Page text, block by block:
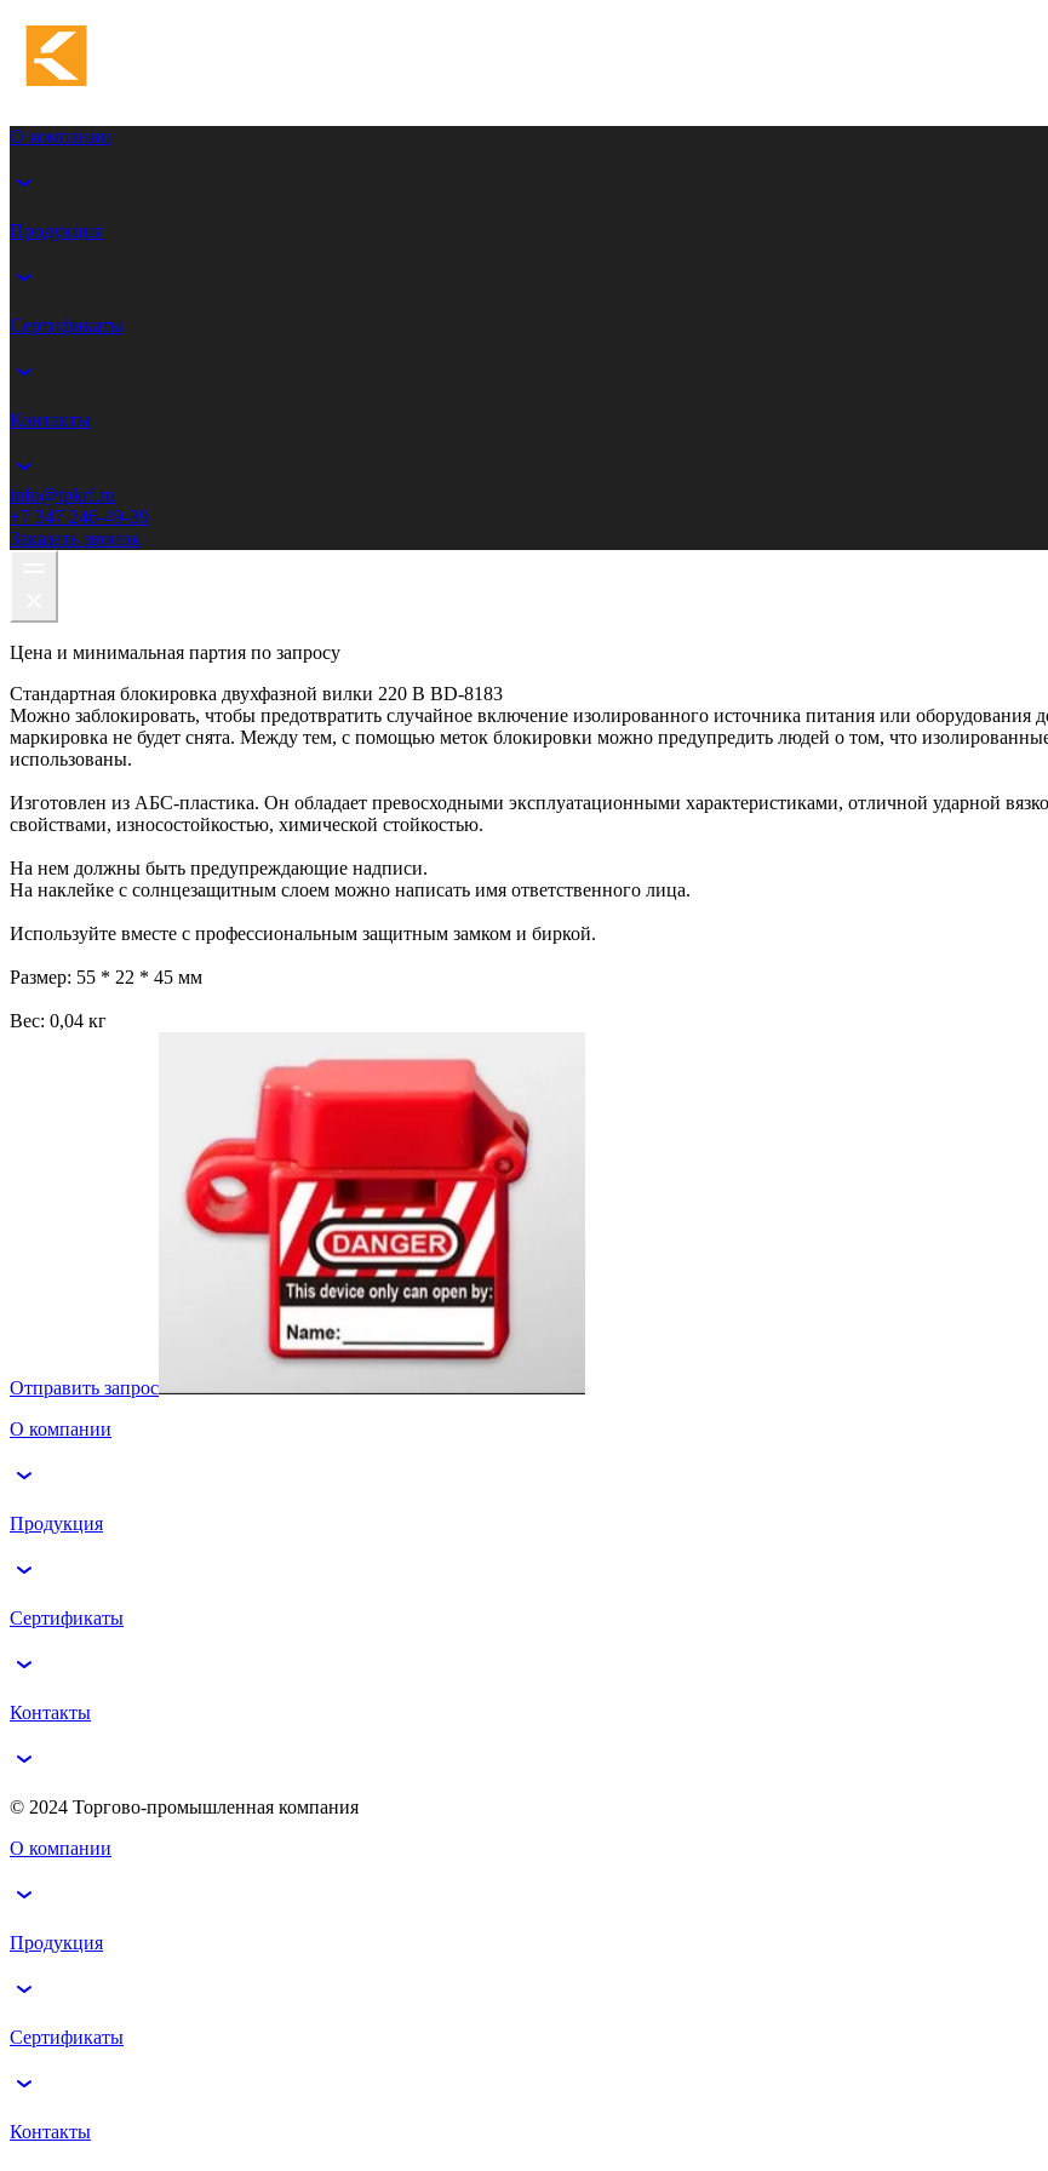
О компании
Продукция
Сертификаты
Контакты
info@tpkrf.ru
+7 347 246-49-39
Заказать звонок
Цена и минимальная партия по запросу
Стандартная блокировка двухфазной вилки 220 В BD-8183
Можно заблокировать, чтобы предотвратить случайное включение изолированного источника питания или оборудования
маркировка не будет снята. Между тем, с помощью меток блокировки можно предупредить людей о том, что
использованы.
Изготовлен из АБС-пластика. Он обладает превосходными эксплуатационными характеристиками, отличной ударной
свойствами, износостойкостью, химической стойкостью.
На нем должны быть предупреждающие надписи.
На наклейке с солнцезащитным слоем можно написать имя ответственного лица.
Используйте вместе с профессиональным защитным замком и биркой.
Размер: 55 * 22 * 45 мм
Вес: 0,04 кг
Отправить запрос
О компании
Продукция
Сертификаты
Контакты
© 2024 Торгово-промышленная компания
О компании
Продукция
Сертификаты
Контакты